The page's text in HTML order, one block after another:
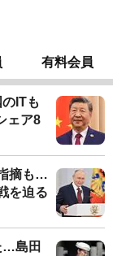
有料会員
ITも
ェア8
摘も…
を迫る
…島田